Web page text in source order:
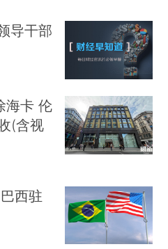
导干部
海卡 伦
(含视
西驻